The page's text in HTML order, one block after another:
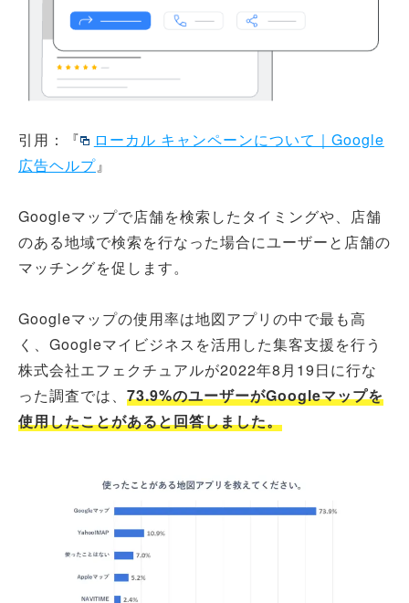
引用：『
ローカル キャンペーンについて｜Google
広告ヘルプ』
Googleマップで店舗を検索したタイミングや、店舗
のある地域で検索を行なった場合にユーザーと店舗の
マッチングを促します。
Googleマップの使用率は地図アプリの中で最も高
く、Googleマイビジネスを活用した集客支援を行う
株式会社エフェクチュアルが2022年8月19日に行な
った調査では、 73.9%のユーザーがGoogleマップを
使用したことがあると回答しました。